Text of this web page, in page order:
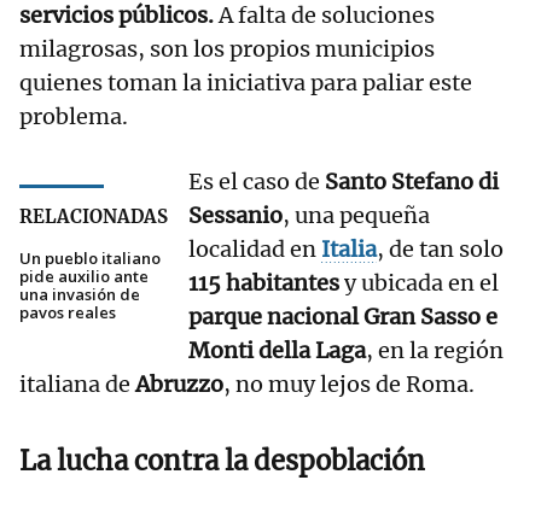
servicios públicos.A falta de soluciones
milagrosas, son los propios municipios
quienes toman la iniciativa para paliar este
problema.
RELACIONADAS
Un pueblo italiano
pide auxilio ante
una invasión de
pavos reales
Es el caso de Santo Stefano di
Sessanio, una pequeña
localidad en Italia, de tan solo
115 habitantesy ubicada en el
parque nacional Gran Sasso e
Monti della Laga, en la región
italiana deAbruzzo, no muy lejos de Roma.
Lalucha contra la despoblación